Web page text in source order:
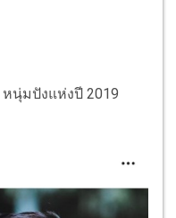
หนุ่มปังแห่งปี 2019